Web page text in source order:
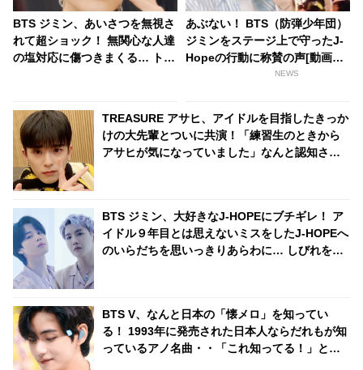
BTS ジミン、あいさつを無視さ
れて超ショック！ 無関心な人達
の塩対応に傷つきまくる… トッ
ァンも涙「抱きしめてあげた
い」
あぶない！ BTS（防弾少年団）
ジミンをステージ上で守ったJ-
Hopeの行動に称賛の声[動画あ
NEWS
TREASURE アサヒ、アイドルを目指したきっか
けの大先輩とついに共演！「練習生のときから
アサヒが気になっていました」なんと認知され
BTS ジミン、大好きなJ-HOPEにブチギレ！ ア
イドル９年目とは思えないミスをしたJ-HOPEへ
のいらだちを思いっきりあらわに… しびれを切
BTS V、なんと日本の「懐メロ」を知ってい
る！ 1993年に発売された日本人ならだれもが知
っているアノ名曲・・「これ知ってる！」とハ